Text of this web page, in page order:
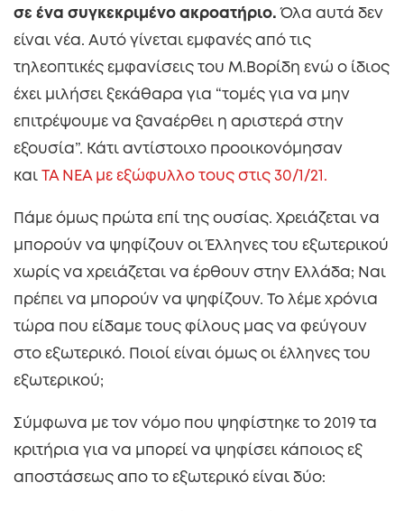
σε ένα συγκεκριμένο ακροατήριο. Όλα αυτά δεν
είναι νέα. Αυτό γίνεται εμφανές από τις
τηλεοπτικές εμφανίσεις του Μ.Βορίδη ενώ ο ίδιος
έχει μιλήσει ξεκάθαρα για “τομές για να μην
επιτρέψουμε να ξαναέρθει η αριστερά στην
εξουσία”. Κάτι αντίστοιχο προοικονόμησαν
και
ΤΑ ΝΕΑ με εξώφυλλο τους στις 30/1/21.
Πάμε όμως πρώτα επί της ουσίας. Χρειάζεται να
μπορούν να ψηφίζουν οι Έλληνες του εξωτερικού
χωρίς να χρειάζεται να έρθουν στην Ελλάδα; Ναι
πρέπει να μπορούν να ψηφίζουν. Το λέμε χρόνια
τώρα που είδαμε τους φίλους μας να φεύγουν
στο εξωτερικό. Ποιοί είναι όμως οι έλληνες του
εξωτερικού;
Σύμφωνα με τον νόμο που ψηφίστηκε το 2019 τα
κριτήρια για να μπορεί να ψηφίσει κάποιος εξ
αποστάσεως απο το εξωτερικό είναι δύο: